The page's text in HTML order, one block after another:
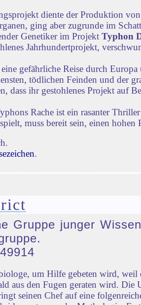
diente der Produktion
ging aber zugrunde im
Genetiker im ProjektTyphon
Jahrhundertprojekt,
gefährliche Reise durch
tödlichen Feinden und der
dass ihr gestohlenes Projekt auf
Rache ist ein rasanter
muss bereit sein, einen hohen
.
Gruppe junger
um Hilfe gebeten wird, weil
aus den Fugen geraten wird.
seinen Chef auf eine